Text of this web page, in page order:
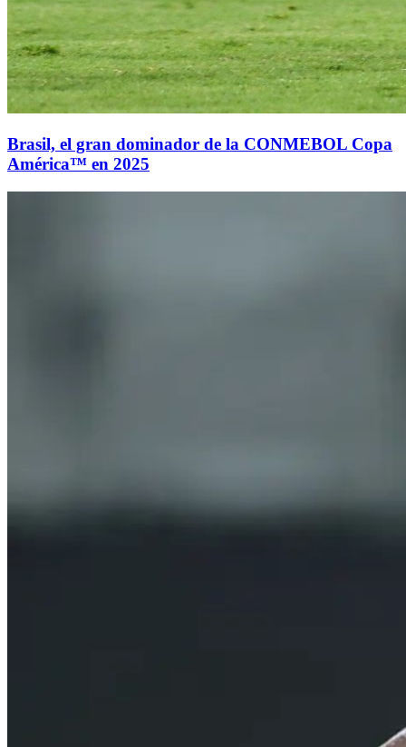
Brasil, el gran dominador de la CONMEBOL Copa
América™ en 2025